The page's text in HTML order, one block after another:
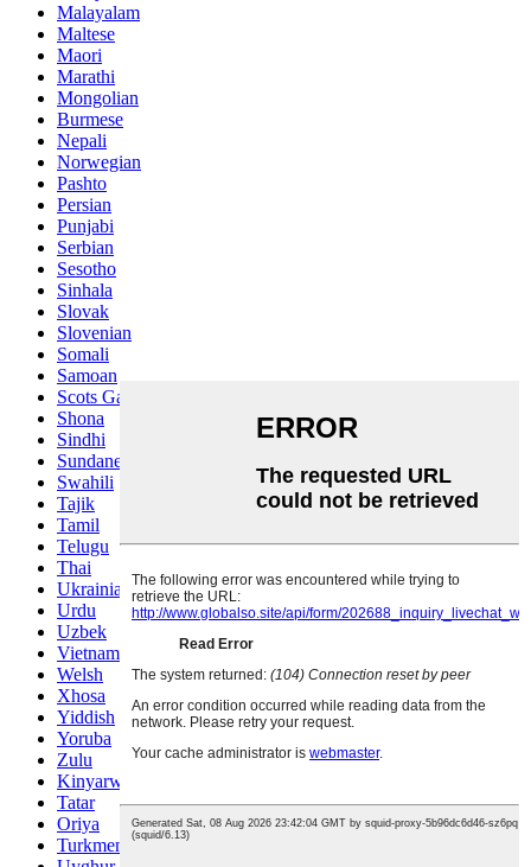
Malayalam
Maltese
Maori
Marathi
Mongolian
Burmese
Nepali
Norwegian
Pashto
Persian
Punjabi
Serbian
Sesotho
Sinhala
Slovak
Slovenian
Somali
Samoan
Scots Gaelic
Shona
Sindhi
Sundanese
Swahili
Tajik
Tamil
Telugu
Thai
Ukrainian
Urdu
Uzbek
Vietnamese
Welsh
Xhosa
Yiddish
Yoruba
Zulu
Kinyarwanda
Tatar
Oriya
Turkmen